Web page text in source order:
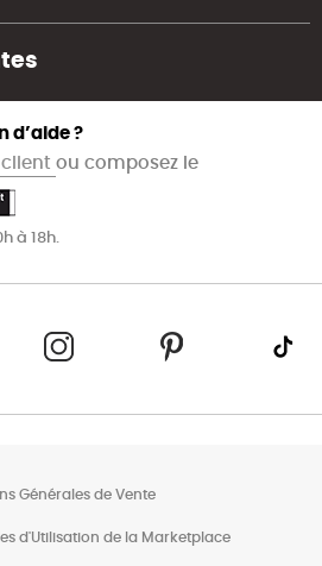
d’aide ?
ou composez le
à 18h.
Générales de Vente
d'Utilisation de la Marketplace